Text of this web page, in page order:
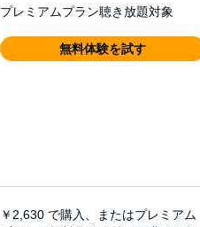
プレミアムプラン聴き放題対象
無料体験を試す
￥2,630 で購入、またはプレミアム